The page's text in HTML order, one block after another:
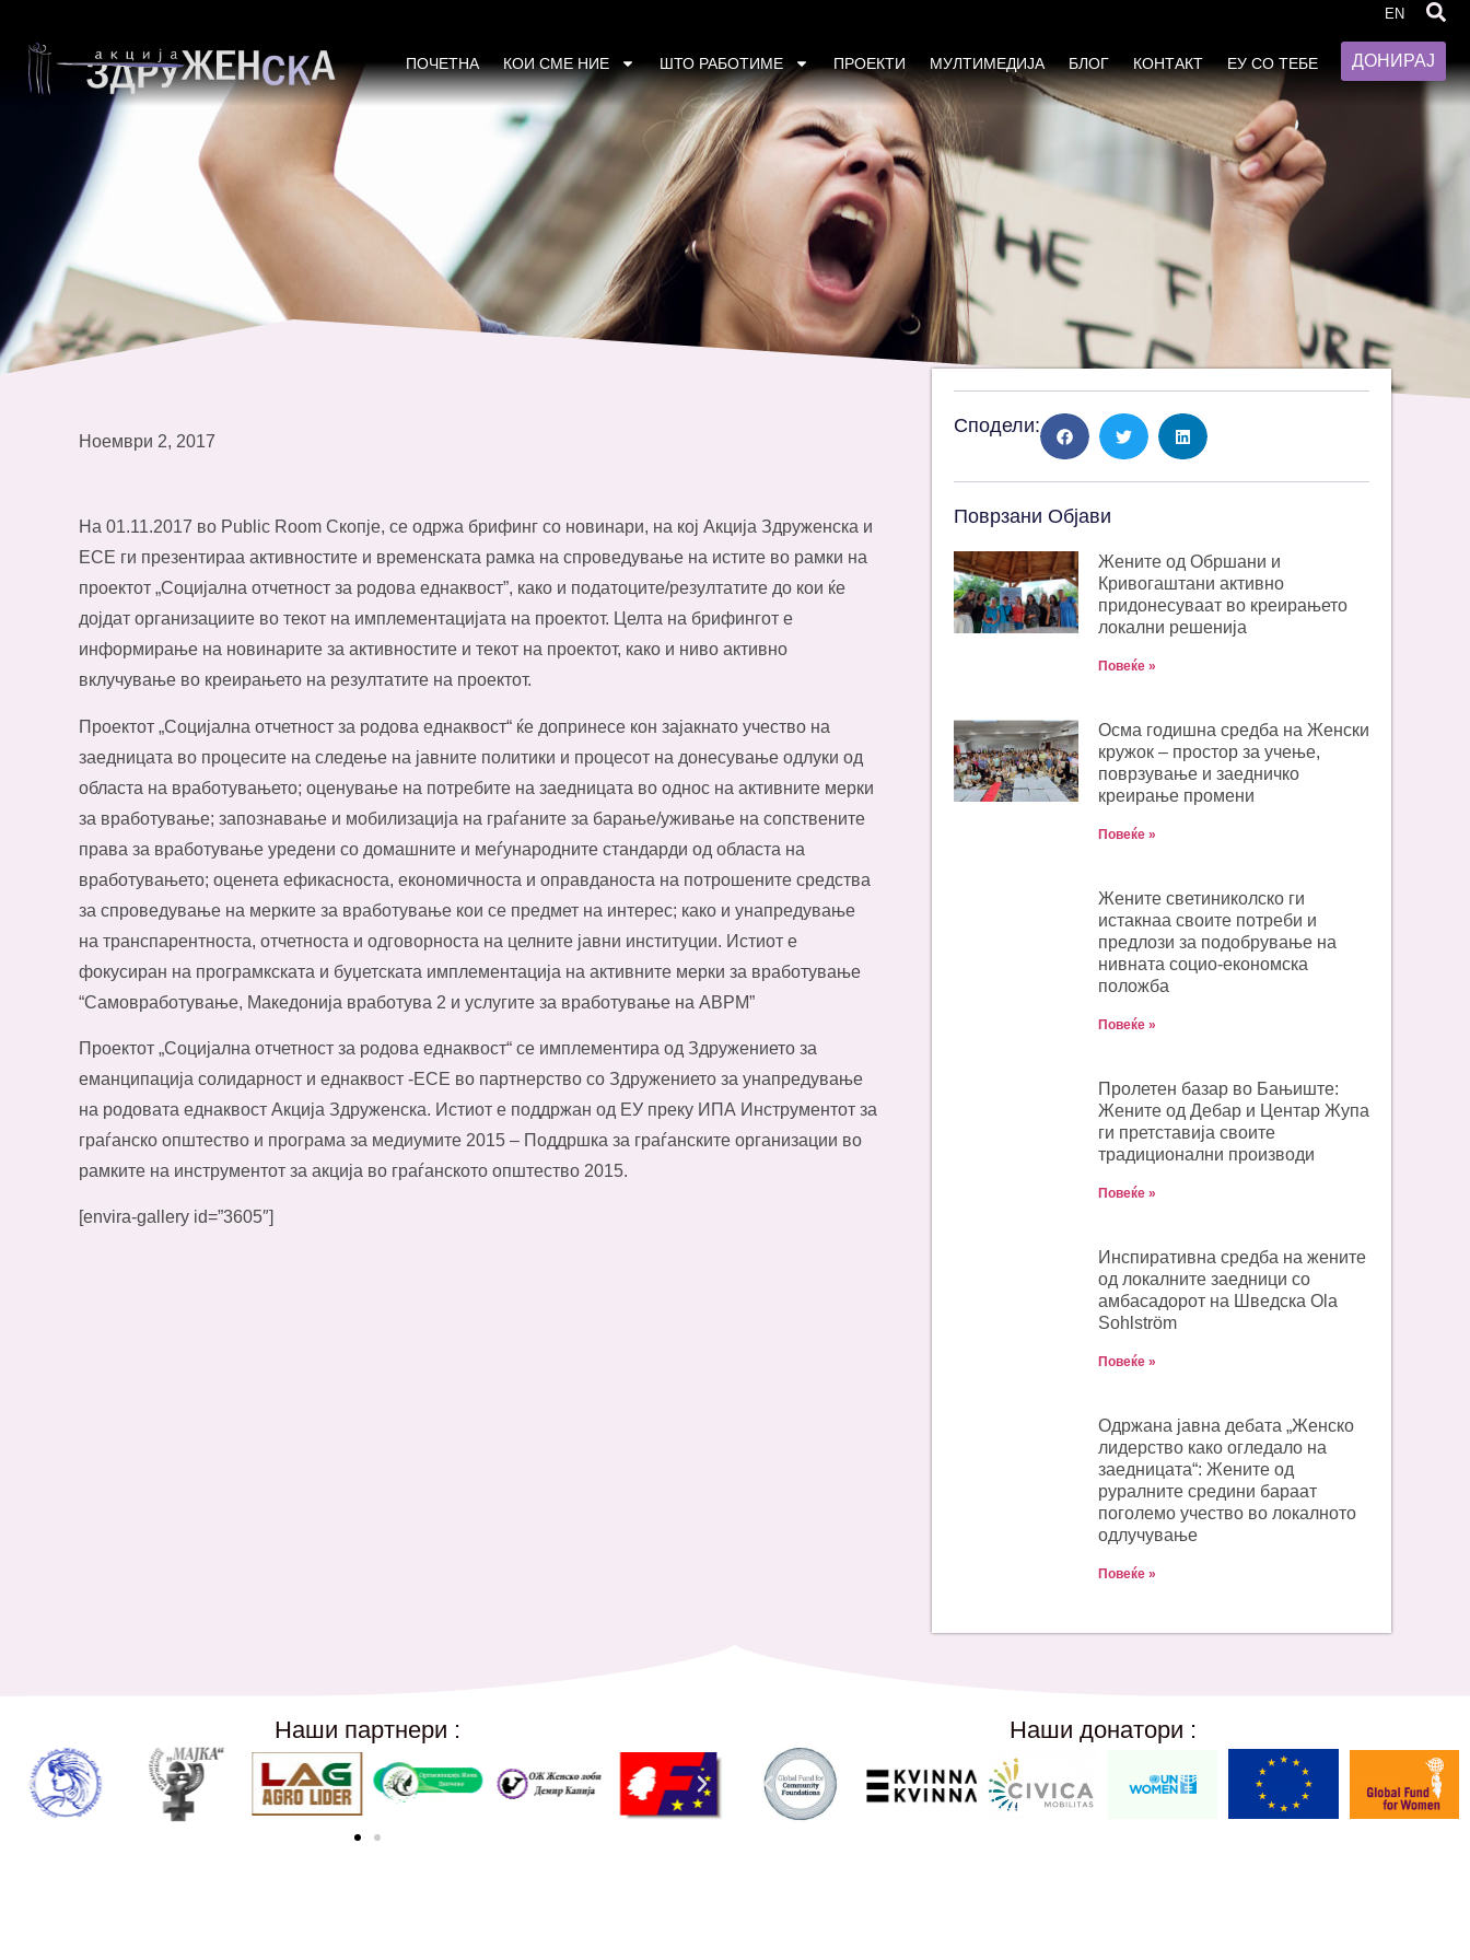
EN
ПОЧЕТНА КОИ СМЕ НИЕ ШТО РАБОТИМЕ ПРОЕКТИ МУЛТИМЕДИЈА БЛОГ КОНТАКТ ЕУ СО ТЕБЕ ДОНИРАЈ
Ноември 2, 2017
На 01.11.2017 во Public Room Скопје, се одржа брифинг со новинари, на кој Акција Здруженска и
ЕСЕ ги презентираа активностите и временската рамка на спроведување на истите во рамки на
проектот „Социјална отчетност за родова еднаквост”, како и податоците/резултатите до кои ќе
дојдат организациите во текот на имплементацијата на проектот. Целта на брифингот е
информирање на новинарите за активностите и текот на проектот, како и ниво активно
вклучување во креирањето на резултатите на проектот.
Проектот „Социјална отчетност за родова еднаквост“ ќе допринесе кон зајакнато учество на
заедницата во процесите на следење на јавните политики и процесот на донесување одлуки од
областа на вработувањето; оценување на потребите на заедницата во однос на активните мерки
за вработување; запознавање и мобилизација на граѓаните за барање/уживање на сопствените
права за вработување уредени со домашните и меѓународните стандарди од областа на
вработувањето; оценета ефикасноста, економичноста и оправданоста на потрошените средства
за спроведување на мерките за вработување кои се предмет на интерес; како и унапредување
на транспарентноста, отчетноста и одговорноста на целните јавни институции. Истиот е
фокусиран на програмкската и буџетската имплементација на активните мерки за вработување
“Самовработување, Македонија вработува 2 и услугите за вработување на АВРМ”
Проектот „Социјална отчетност за родова еднаквост“ се имплементира од Здружението за
еманципација солидарност и еднаквост -ЕСЕ во партнерство со Здружението за унапредување
на родовата еднаквост Акција Здруженска. Истиот е поддржан од ЕУ преку ИПА Инструментот за
граѓанско општество и програма за медиумите 2015 – Поддршка за граѓанските организации во
рамките на инструментот за акција во граѓанското општество 2015.
[envira-gallery id=”3605″]
Сподели:
Поврзани Објави
Жените од Обршани и
Кривогаштани активно
придонесуваат во креирањето
локални решенија
Повеќе »
Oсма годишна средба на Женски
кружок – простор за учење,
поврзување и заедничко
креирање промени
Повеќе »
Жените светиниколско ги
истакнаа своите потреби и
предлози за подобрување на
нивната социо-економска
положба
Повеќе »
Пролетен базар во Бањиште:
Жените од Дебар и Центар Жупа
ги претставија своите
традиционални производи
Повеќе »
Инспиративна средба на жените
од локалните заедници со
амбасадорот на Шведска Ola
Sohlström
Повеќе »
Одржана јавна дебата „Женско
лидерство како огледало на
заедницата“: Жените од
руралните средини бараат
поголемо учество во локалното
одлучување
Повеќе »
Наши партнери : Наши донатори :